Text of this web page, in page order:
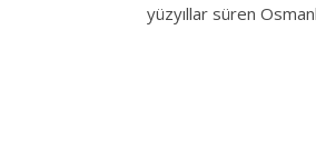
yüzyıllar süren